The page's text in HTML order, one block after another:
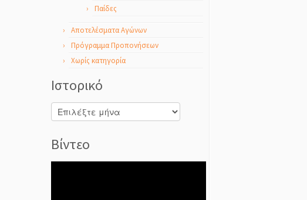
Παίδες
Αποτελέσματα Αγώνων
Πρόγραμμα Προπονήσεων
Χωρίς κατηγορία
Ιστορικό
Ιστορικό
Βίντεο